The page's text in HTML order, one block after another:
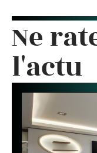
Ne
l'actu